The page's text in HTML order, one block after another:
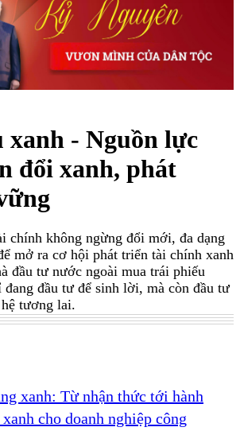
xanh - Nguồn lực
đổi xanh, phát
chính không ngừng đổi mới, đa dạng
mở ra cơ hội phát triển tài chính xanh
đầu tư nước ngoài mua trái phiếu
đầu tư để sinh lời, mà còn đầu tư
tương lai.
xanh: Từ nhận thức tới hành
cho doanh nghiệp công